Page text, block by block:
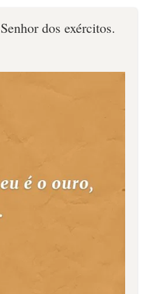
dos exércitos.